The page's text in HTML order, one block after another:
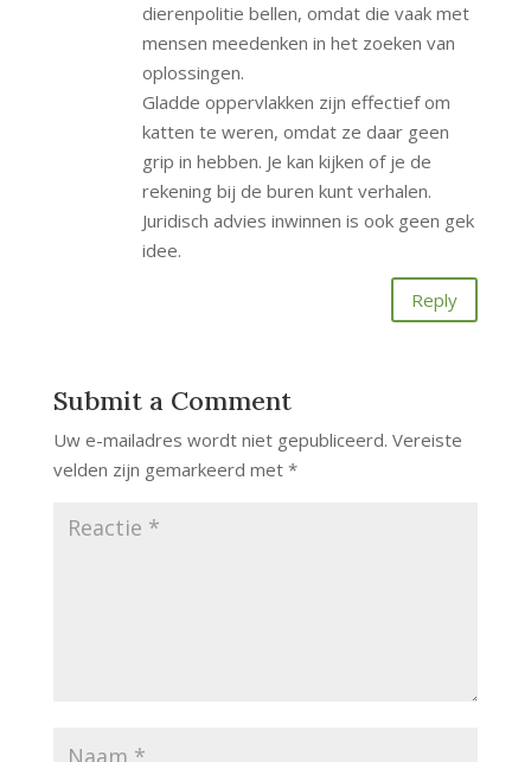
dierenpolitie bellen, omdat die vaak met
mensen meedenken in het zoeken van
oplossingen.
Gladde oppervlakken zijn effectief om
katten te weren, omdat ze daar geen
grip in hebben. Je kan kijken of je de
rekening bij de buren kunt verhalen.
Juridisch advies inwinnen is ook geen gek
idee.
Reply
Submit a Comment
Uw e-mailadres wordt niet gepubliceerd. Vereiste
velden zijn gemarkeerd met *